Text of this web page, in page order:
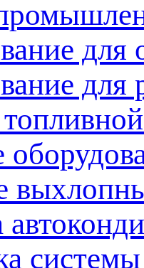
для
для